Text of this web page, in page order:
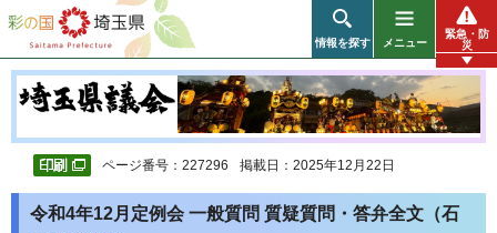
彩の国 埼玉県
情報を探す メニュー
緊急・防
災
ページ番号：227296 掲載日：2025年12月22日
令和4年12月定例会 一般質問 質疑質問・答弁全文（石